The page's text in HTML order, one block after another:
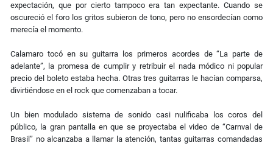
expectación, que por cierto tampoco era tan expectante. Cuando se
oscureció el foro los gritos subieron de tono, pero no ensordecían como
merecía el momento.
Calamaro tocó en su guitarra los primeros acordes de “La parte de
adelante”, la promesa de cumplir y retribuir el nada módico ni popular
precio del boleto estaba hecha. Otras tres guitarras le hacían comparsa,
divirtiéndose en el rock que comenzaban a tocar.
Un bien modulado sistema de sonido casi nulificaba los coros del
público, la gran pantalla en que se proyectaba el video de “Carnval de
Brasil” no alcanzaba a llamar la atención, tantas guitarras comandadas